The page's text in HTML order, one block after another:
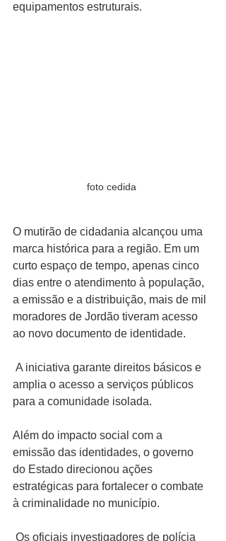
equipamentos estruturais.
foto cedida
O mutirão de cidadania alcançou uma
marca histórica para a região. Em um
curto espaço de tempo, apenas cinco
dias entre o atendimento à população,
a emissão e a distribuição, mais de mil
moradores de Jordão tiveram acesso
ao novo documento de identidade.
amplia o acesso a serviços públicos
para a comunidade isolada.
Além do impacto social com a
emissão das identidades, o governo
do Estado direcionou ações
estratégicas para fortalecer o combate
à criminalidade no município.